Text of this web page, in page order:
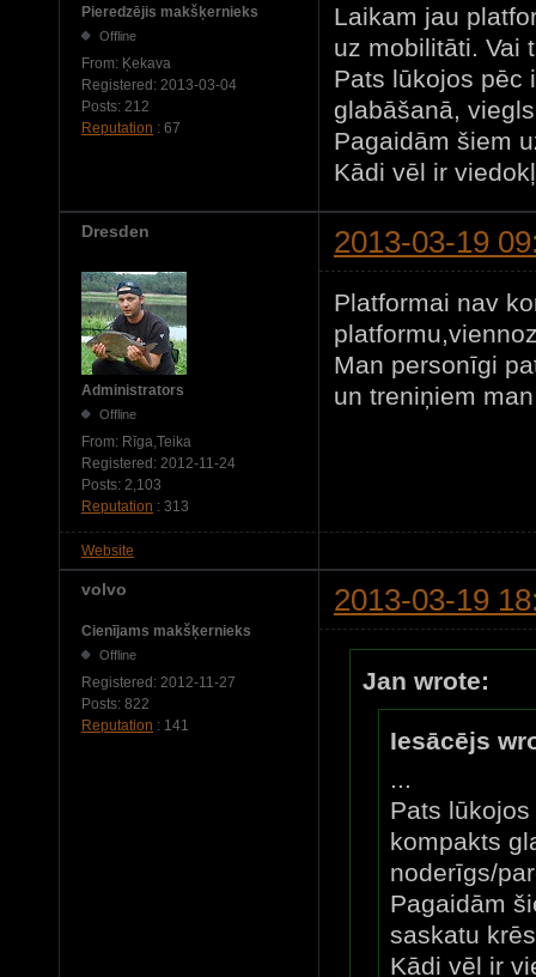
Pieredzējis makšķernieks
Offline
From: Ķekava
Registered: 2013-03-04
Posts: 212
Reputation : 67
Laikam jau
uz mobilitāti. Vai
Pats lūkojos pēc
glabāšanā,
Pagaidām šiem
Kādi vēl ir
Dresden 2013-03-19
Administrators
Offline
From: Rīga,Teika
Registered: 2012-11-24
Posts: 2,103
Reputation : 313
Platformai nav
Man personīgi
un treniņiem
Website
volvo 2013-03-19
Cienījams makšķernieks
Offline
Registered: 2012-11-27
Posts: 822
Reputation : 141
Jan wrote:
Iesācējs
...
Pats
kompakts
noderīgs/
Pagaidām
saskatu
Kādi vēl ir